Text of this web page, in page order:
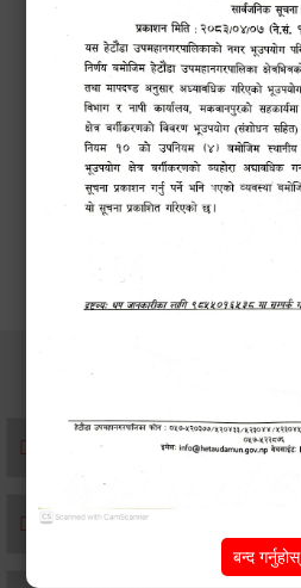
सेवाहरु
संस्था दर्ता सिफारिस
एकिकृत सम्पत्ति कर/घर जग्गा कर
बन्द गर्नुहोस्